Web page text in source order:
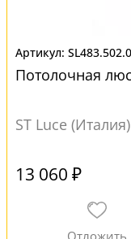
Потолочная
ST Luce (Италия)
13 060 ₽